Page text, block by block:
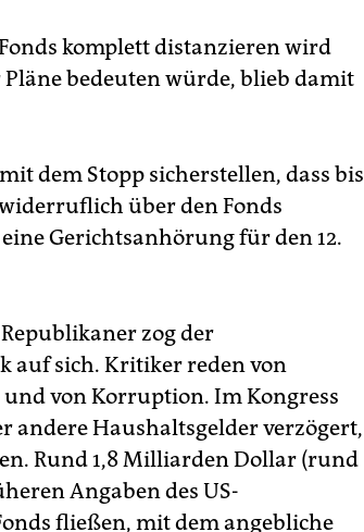
komplett distanzieren wird
bedeuten würde, blieb damit
dem Stopp sicherstellen, dass bis
über den Fonds
Gerichtsanhörung für den 12.
zog der
auf sich. Kritiker reden von
von Korruption. Im Kongress
Haushaltsgelder verzögert,
Rund 1,8 Milliarden Dollar (rund
Angaben des US-
fließen, mit dem angebliche